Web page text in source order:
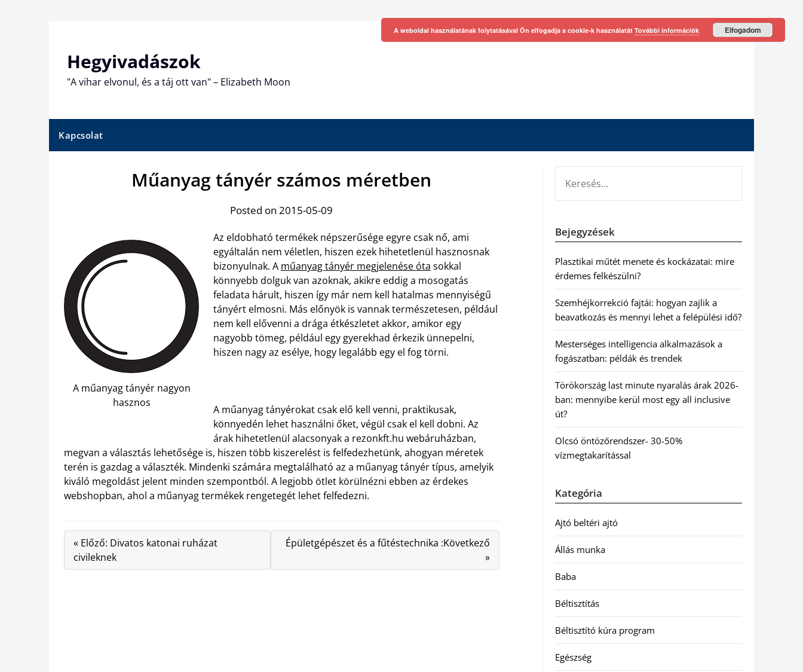
Hegyivadászok
"A vihar elvonul, és a táj ott van" – Elizabeth Moon
Kapcsolat
Műanyag tányér számos méretben
Posted on 2015-05-09
A műanyag tányér nagyon
hasznos
Az eldobható termékek népszerűsége egyre csak nő, ami
egyáltalán nem véletlen, hiszen ezek hihetetlenül hasznosnak
bizonyulnak. A műanyag tányér megjelenése óta sokkal
könnyebb dolguk van azoknak, akikre eddig a mosogatás
feladata hárult, hiszen így már nem kell hatalmas mennyiségű
tányért elmosni. Más előnyök is vannak természetesen, például
nem kell elővenni a drága étkészletet akkor, amikor egy
nagyobb tömeg, például egy gyerekhad érkezik ünnepelni,
hiszen nagy az esélye, hogy legalább egy el fog törni.
A műanyag tányérokat csak elő kell venni, praktikusak,
könnyedén lehet használni őket, végül csak el kell dobni. Az
árak hihetetlenül alacsonyak a rezonkft.hu webáruházban,
megvan a választás lehetősége is, hiszen több kiszerelést is felfedezhetünk, ahogyan méretek
terén is gazdag a választék. Mindenki számára megtalálható az a műanyag tányér típus, amelyik
kiváló megoldást jelent minden szempontból. A legjobb ötlet körülnézni ebben az érdekes
webshopban, ahol a műanyag termékek rengetegét lehet felfedezni.
« Előző: Divatos katonai ruházat
civileknek
Épületgépészet és a fűtéstechnika :Következő
»
Bejegyzések
Plasztikai műtét menete és kockázatai: mire
érdemes felkészülni?
Szemhéjkorrekció fajtái: hogyan zajlik a
beavatkozás és mennyi lehet a felépülési idő?
Mesterséges intelligencia alkalmazások a
fogászatban: példák és trendek
Törökország last minute nyaralás árak 2026-
ban: mennyibe kerül most egy all inclusive
út?
Olcsó öntözőrendszer- 30-50%
vízmegtakarítással
Kategória
Ajtó beltéri ajtó
Állás munka
Baba
Béltisztítás
Béltisztító kúra program
Egészség
A weboldal használatának folytatásával Ön elfogadja a cookie-k használatát További információk Elfogadom